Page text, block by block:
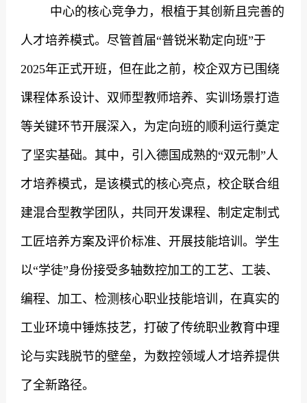
中心的核心竞争力，根植于其创新且完善的
人才培养模式。尽管首届“普锐米勒定向班”于
2025年正式开班，但在此之前，校企双方已围绕
课程体系设计、双师型教师培养、实训场景打造
等关键环节开展深入，为定向班的顺利运行奠定
了坚实基础。其中，引入德国成熟的“双元制”人
才培养模式，是该模式的核心亮点，校企联合组
建混合型教学团队，共同开发课程、制定定制式
工匠培养方案及评价标准、开展技能培训。学生
以“学徒”身份接受多轴数控加工的工艺、工装、
编程、加工、检测核心职业技能培训，在真实的
工业环境中锤炼技艺，打破了传统职业教育中理
论与实践脱节的壁垒，为数控领域人才培养提供
了全新路径。